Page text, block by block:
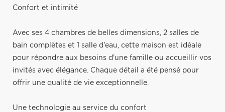
Confort et intimité
Avec ses 4 chambres de belles dimensions, 2 salles de
bain complètes et 1 salle d'eau, cette maison est idéale
pour répondre aux besoins d'une famille ou accueillir vos
invités avec élégance. Chaque détail a été pensé pour
offrir une qualité de vie exceptionnelle.
Une technologie au service du confort